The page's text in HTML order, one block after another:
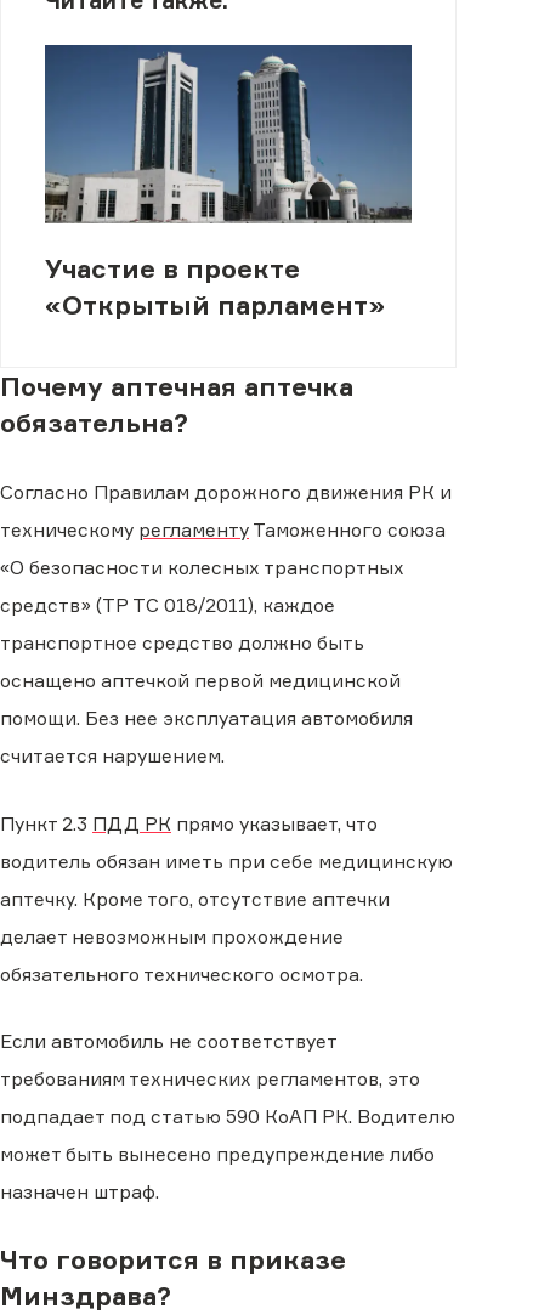
Участие в проекте
«Открытый парламент»
Почему аптечная аптечка
обязательна?
Согласно Правилам дорожного движения РК и
техническому регламенту Таможенного союза
«О безопасности колесных транспортных
средств» (ТР ТС 018/2011), каждое
транспортное средство должно быть
оснащено аптечкой первой медицинской
помощи. Без нее эксплуатация автомобиля
считается нарушением.
Пункт 2.3 ПДД РК прямо указывает, что
водитель обязан иметь при себе медицинскую
аптечку. Кроме того, отсутствие аптечки
делает невозможным прохождение
обязательного технического осмотра.
Если автомобиль не соответствует
требованиям технических регламентов, это
подпадает под статью 590 КоАП РК. Водителю
может быть вынесено предупреждение либо
назначен штраф.
Что говорится в приказе
Минздрава?